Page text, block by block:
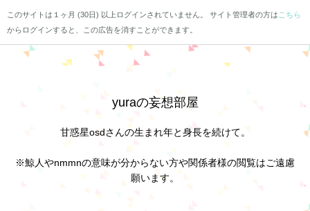
このサイトは１ヶ月 (30日) 以上ログインされていません。 サイト管理者の方は こちら
からログインすると、この広告を消すことができます。
yuraの妄想部屋
甘惑星osdさんの生まれ年と身長を続けて。
※鯨人やnmmnの意味が分からない方や関係者様の閲覧はご遠慮
願います。